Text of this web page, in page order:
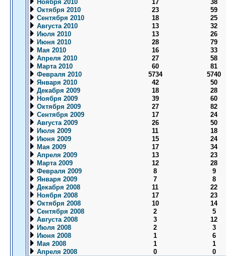
Ноября 2010
17
38
Октября 2010
23
59
Сентября 2010
18
25
Августа 2010
13
32
Июля 2010
13
26
Июня 2010
28
79
Мая 2010
16
33
Апреля 2010
27
58
Марта 2010
60
81
Февраля 2010
5734
5740
Января 2010
42
50
Декабря 2009
18
28
Ноября 2009
39
60
Октября 2009
27
82
Сентября 2009
17
24
Августа 2009
26
50
Июля 2009
11
18
Июня 2009
15
24
Мая 2009
17
34
Апреля 2009
13
23
Марта 2009
12
28
Февраля 2009
8
9
Января 2009
7
8
Декабря 2008
11
22
Ноября 2008
17
23
Октября 2008
10
14
Сентября 2008
2
5
Августа 2008
3
12
Июля 2008
2
3
Июня 2008
1
6
Мая 2008
1
1
Апреля 2008
0 0